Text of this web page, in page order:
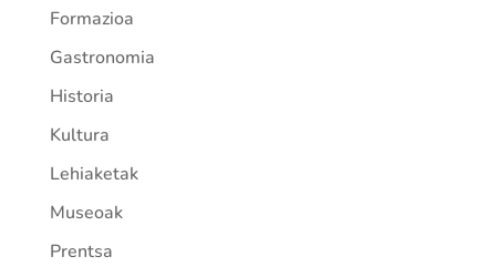
Formazioa
Gastronomia
Historia
Kultura
Lehiaketak
Museoak
Prentsa